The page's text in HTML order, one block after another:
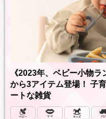
《2023年、ベビー小物
から3アイテム登場！ 子
ートな雑貨